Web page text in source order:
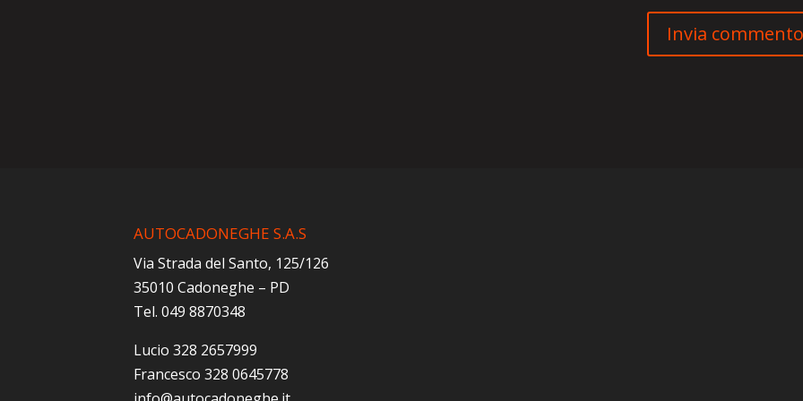
AUTOCADONEGHE S.A.S
Via Strada del Santo, 125/126
35010 Cadoneghe – PD
Tel. 049 8870348
Lucio 328 2657999
Francesco 328 0645778